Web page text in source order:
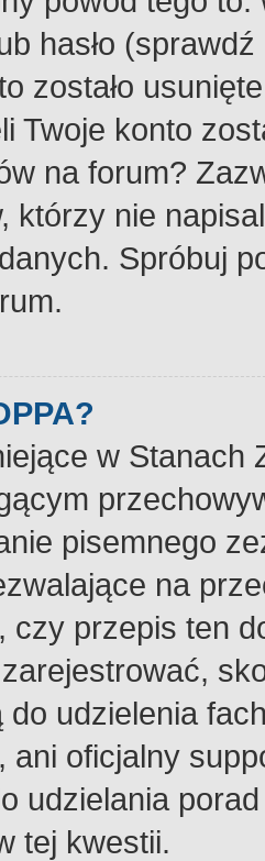
hasło
zostało
Twoje konto
na forum?
którzy nie
Spróbuj
w Stanach
pisemnego
na
czy przepis ten
do udzielenia
ani oficjalny
udzielania
tej kwestii.